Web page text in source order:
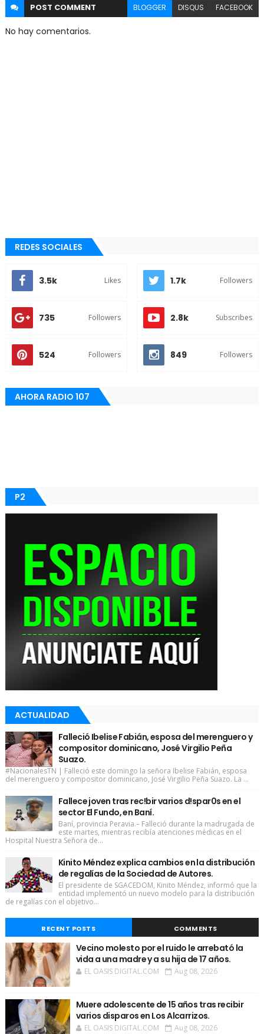
POST COMMENT BLOGGER DISQUS FACEBOOK
No hay comentarios.
REDES SOCIALES
3.5k Likes 1.7k Followers
735 Followers 2.8k Subscribes
524 Followers 849 Followers
AHORA RADIO 107
P2
ACTUALIDAD
Falleció Ibelise Fabián, esposa del merenguero y
compositor dominicano, José Virgilio Peña
Suazo.
#NacionalesTN | Falleció este domingo la señora Ibelise Fabián, esposa
del merenguero y compositor dominicano, José Virgilio Peña Suazo. La ...
Fallece joven tras rec!bir varios d!spar0s en el
sector El Fundo, en Baní.
Baní, provincia Peravia.– Falleció durante la madrugada de
este martes, mientras recibía atenciones médicas en el
Hospital Nuestra Señora de...
Kinito Méndez explica cambios en la distribución
de regalías de la Sociedad de Autores.
El presidente de SGACEDOM, Kinito Méndez, informó que la
entidad implementó un nuevo modelo para la distribución
de regalías con el objetivo...
RECENT POSTS COMMENTS
Vecino molesto por el ruido le arrebató la
vida a una madre y a su hija de 17 años.
EL OASIS DIGITAL.COM Aug 08, 2026
Muere adolescente de 15 años tras recibir
varios disparos en Los Alcarrizos.
EL OASIS DIGITAL.COM Aug 08, 2026